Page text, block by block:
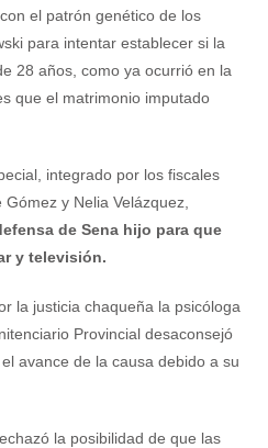
el patrón genético de los
para intentar establecer si la
28 años, como ya ocurrió en la
que el matrimonio imputado
integrado por los fiscales
y Nelia Velázquez,
de Sena hijo para que
y televisión.
la justicia chaqueña la psicóloga
Provincial desaconsejó
avance de la causa debido a su
la posibilidad de que las